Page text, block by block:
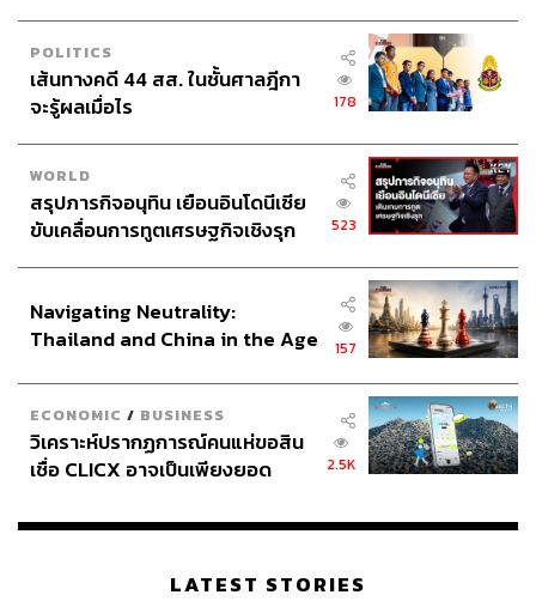
POLITICS
เส้นทางคดี 44 สส. ในชั้นศาลฎีกา
จะรู้ผลเมื่อไร
178
WORLD
สรุปภารกิจอนุทิน เยือนอินโดนีเซีย
ขับเคลื่อนการทูตเศรษฐกิจเชิงรุก
523
Navigating Neutrality:
Thailand and China in the Age
157
ECONOMIC / BUSINESS
วิเคราะห์ปรากฏการณ์คนแห่ขอสิน
เชื่อ CLICX อาจเป็นเพียงยอด
เรือนไทยที่ถูกซุกไว้
2.5K
LATEST STORIES